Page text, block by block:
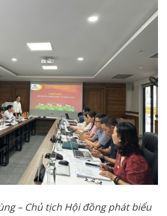
– Chủ tịch Hội đồng phát biểu